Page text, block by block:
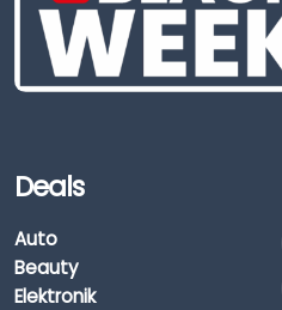
Deals
Auto
Beauty
Elektronik